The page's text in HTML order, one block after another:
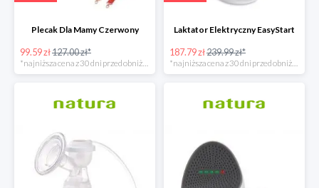
Plecak Dla Mamy Czerwony
99.59 zł127.00 zł*
Laktator Elektryczny EasyStart
187.79 zł239.99 zł*